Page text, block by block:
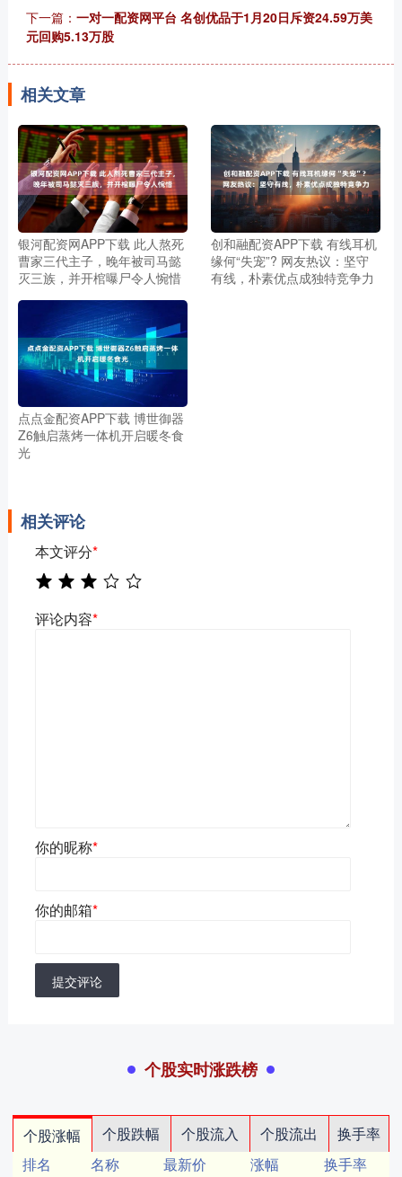
下一篇： 一对一配资网平台 名创优品于1月20日斥资24.59万美
元回购5.13万股
相关文章
银河配资网APP下载 此人熬死
曹家三代主子，晚年被司马懿
灭三族，并开棺曝尸令人惋惜
创和融配资APP下载 有线耳机
缘何“失宠”? 网友热议：坚守
有线，朴素优点成独特竞争力
点点金配资APP下载 博世御器
Z6触启蒸烤一体机开启暖冬食
光
相关评论
本文评分*
评论内容*
你的昵称*
你的邮箱*
提交评论
个股实时涨跌榜
个股涨幅 个股跌幅 个股流入 个股流出
换手率
排名
名称 最新价 涨幅
换手率